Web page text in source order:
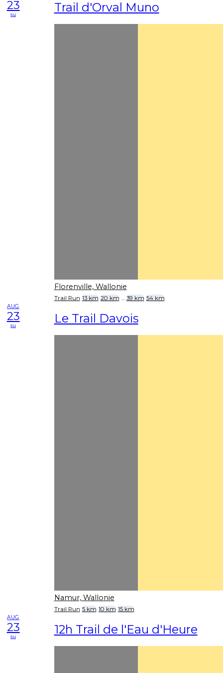
23
su Trail d'Orval Muno
Florenville, Wallonie
Trail Run 13 km 20 km 39 km 54 km
AUG
23
su Le Trail Davois
Namur, Wallonie
Trail Run 5 km 10 km 15 km
AUG
23
su 12h Trail de l'Eau d'Heure